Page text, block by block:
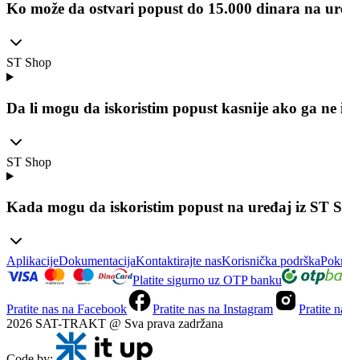
Ko može da ostvari popust do 15.000 dinara na
ST Shop
Da li mogu da iskoristim popust kasnije ako ga
ST Shop
Kada mogu da iskoristim popust na uređaj iz ST
AplikacijeDokumentacijaKontaktirajte nasKorisnička podrška
Platite sigurno uz OTP banku
Pratite nas na Facebook Pratite nas na Instagram Pratite
2026 SAT-TRAKT @ Sva prava zadržana